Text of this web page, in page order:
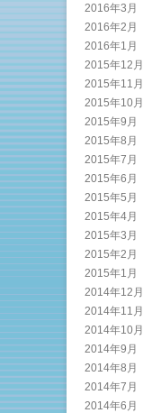
2016年3月
2016年2月
2016年1月
2015年12月
2015年11月
2015年10月
2015年9月
2015年8月
2015年7月
2015年6月
2015年5月
2015年4月
2015年3月
2015年2月
2015年1月
2014年12月
2014年11月
2014年10月
2014年9月
2014年8月
2014年7月
2014年6月